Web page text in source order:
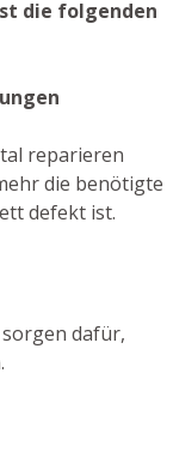
die folgenden
reparieren
die benötigte
defekt ist.
dafür,